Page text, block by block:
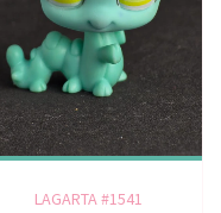
LAGARTA #1541